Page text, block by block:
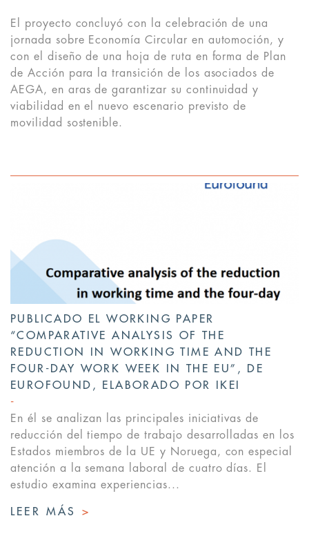
El proyecto concluyó con la celebración de una
jornada sobre Economía Circular en automoción, y
con el diseño de una hoja de ruta en forma de Plan
de Acción para la transición de los asociados de
AEGA, en aras de garantizar su continuidad y
viabilidad en el nuevo escenario previsto de
movilidad sostenible.
PUBLICADO EL WORKING PAPER
“COMPARATIVE ANALYSIS OF THE
REDUCTION IN WORKING TIME AND THE
FOUR-DAY WORK WEEK IN THE EU”, DE
EUROFOUND, ELABORADO POR IKEI
En él se analizan las principales iniciativas de
reducción del tiempo de trabajo desarrolladas en los
Estados miembros de la UE y Noruega, con especial
atención a la semana laboral de cuatro días. El
estudio examina experiencias...
LEER MÁS >